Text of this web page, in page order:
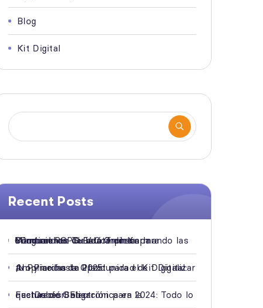
Blog
Kit Digital
Recent Posts
Cómo el RGPD Está Transformando las Condiciones de Venta en los eCommerce: Guía Completa para Mantener tu Tienda Online a la Vanguardia
Ampliación de Plazo para el Kit Digital: ¡No Pierdas la Oportunidad de Digitalizar tu Pyme hasta 2025!
Fechas de Obligación para la Facturación Electrónica en 2024: Todo lo que Debes Saber